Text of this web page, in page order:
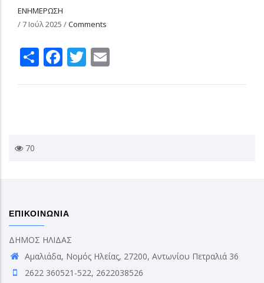
ΕΝΗΜΕΡΩΣΗ
/7 Ιούλ 2025 /Comments
ShareFacebook
Twitter
70
ΕΠΙΚΟΙΝΩΝΙΑ
ΔΗΜΟΣ ΗΛΙΔΑΣ
Αμαλιάδα, Νομός Ηλείας, 27200, Αντωνίου Πετραλιά 36
2622 360521-522, 2622038526